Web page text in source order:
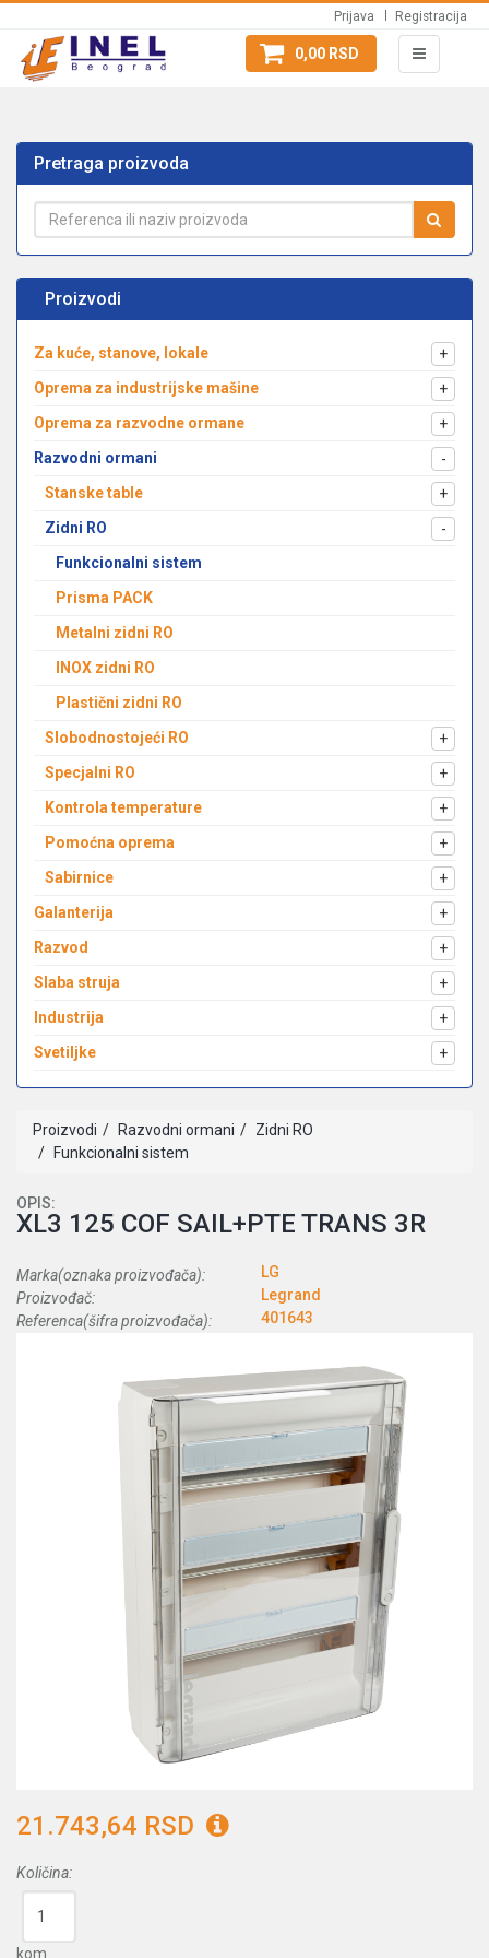
Prijava Registracija
0,00 RSD
Pretraga proizvoda
Proizvodi
Za kuće, stanove, lokale
+
Oprema za industrijske mašine
+
Oprema za razvodne ormane
+
Razvodni ormani
-
Stanske table
+
Zidni RO
-
Funkcionalni sistem
Prisma PACK
Metalni zidni RO
INOX zidni RO
Plastični zidni RO
Slobodnostojeći RO
+
Specjalni RO
+
Kontrola temperature
+
Pomoćna oprema
+
Sabirnice
+
Galanterija
+
Razvod
+
Slaba struja
+
Industrija
+
Svetiljke
+
Proizvodi Razvodni ormani
Zidni RO
Funkcionalni sistem
OPIS:
XL3 125 COF SAIL+PTE TRANS 3R
Marka(oznaka proizvođača):
LG
Proizvođač:
Legrand
Referenca(šifra proizvođača):
401643
21.743,64 RSD
Količina:
kom